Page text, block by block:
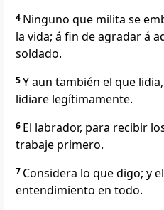
4 Ninguno que milita se
la vida; á fin de agradar á
soldado.
5Y aun también el que
lidiare legítimamente.
6 El labrador, para recibir
trabaje primero.
7 Considera lo que digo; y
entendimiento en todo.